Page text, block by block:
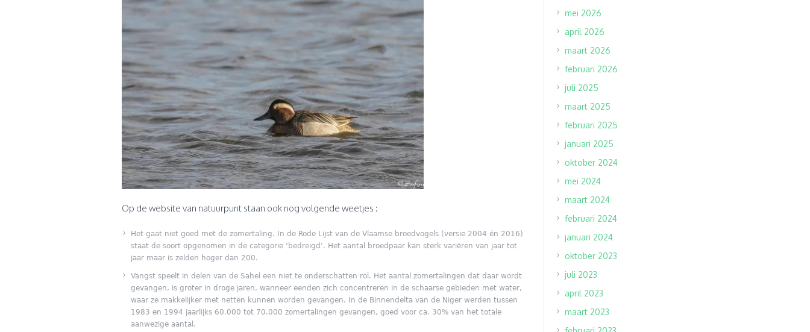
Op de website van natuurpunt staan ook nog volgende weetjes :
Het gaat niet goed met de zomertaling. In de Rode Lijst van de Vlaamse broedvogels (versie 2004 én 2016)
staat de soort opgenomen in de categorie ‘bedreigd’. Het aantal broedpaar kan sterk variëren van jaar tot
jaar maar is zelden hoger dan 200.
Vangst speelt in delen van de Sahel een niet te onderschatten rol. Het aantal zomertalingen dat daar wordt
gevangen, is groter in droge jaren, wanneer eenden zich concentreren in de schaarse gebieden met water,
waar ze makkelijker met netten kunnen worden gevangen. In de Binnendelta van de Niger werden tussen
1983 en 1994 jaarlijks 60.000 tot 70.000 zomertalingen gevangen, goed voor ca. 30% van het totale
aanwezige aantal.
mei 2026
april 2026
maart 2026
februari 2026
juli 2025
maart 2025
februari 2025
januari 2025
oktober 2024
mei 2024
maart 2024
februari 2024
januari 2024
oktober 2023
juli 2023
april 2023
maart 2023